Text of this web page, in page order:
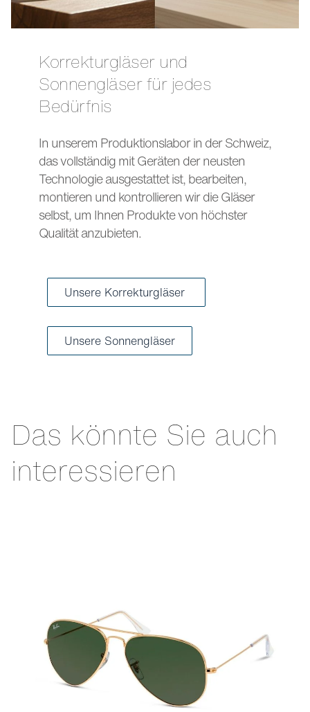
Korrekturgläser und
Sonnengläser für jedes
Bedürfnis
In unserem Produktionslabor in der Schweiz,
das vollständig mit Geräten der neusten
Technologie ausgestattet ist, bearbeiten,
montieren und kontrollieren wir die Gläser
selbst, um Ihnen Produkte von höchster
Qualität anzubieten.
Unsere Korrekturgläser
Unsere Sonnengläser
Das könnte Sie auch
interessieren